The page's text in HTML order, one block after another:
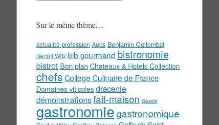
Sur le même thème…
actualité profession Aups Benjamin Collombat
Benoit Witz bib gourmand bistronomie
bistrot Bon plan Chateaux & Hotels Collection
chefs College Culinaire de France
Domaines viticoles dracenie
démonstrationsfait-maison Gassin
gastronomiegastronomique